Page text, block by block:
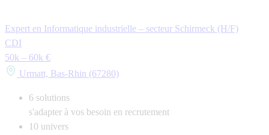
Expert en Informatique industrielle – secteur Schirmeck (H/F)
CDI
50k – 60k €
Urmatt, Bas-Rhin (67280)
6 solutions
s'adapter à vos besoin en recrutement
10 univers